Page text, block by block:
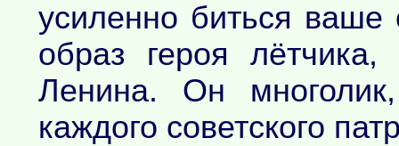
усиленно биться ваше
образ героя лётчика,
Ленина. Он
каждого советского